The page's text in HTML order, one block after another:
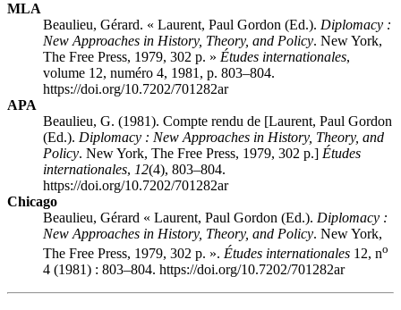
MLA
Beaulieu, Gérard. « Laurent, Paul Gordon (Ed.). Diplomacy :
New Approaches in History, Theory, and Policy. New York,
The Free Press, 1979, 302 p. » Études internationales,
volume 12, numéro 4, 1981, p. 803–804.
https://doi.org/10.7202/701282ar
APA
Beaulieu, G. (1981). Compte rendu de [Laurent, Paul Gordon
(Ed.). Diplomacy : New Approaches in History, Theory, and
Policy. New York, The Free Press, 1979, 302 p.] Études
internationales, 12(4), 803–804.
https://doi.org/10.7202/701282ar
Chicago
Beaulieu, Gérard « Laurent, Paul Gordon (Ed.). Diplomacy :
New Approaches in History, Theory, and Policy. New York,
The Free Press, 1979, 302 p. ». Études internationales 12, no
4 (1981) : 803–804. https://doi.org/10.7202/701282ar